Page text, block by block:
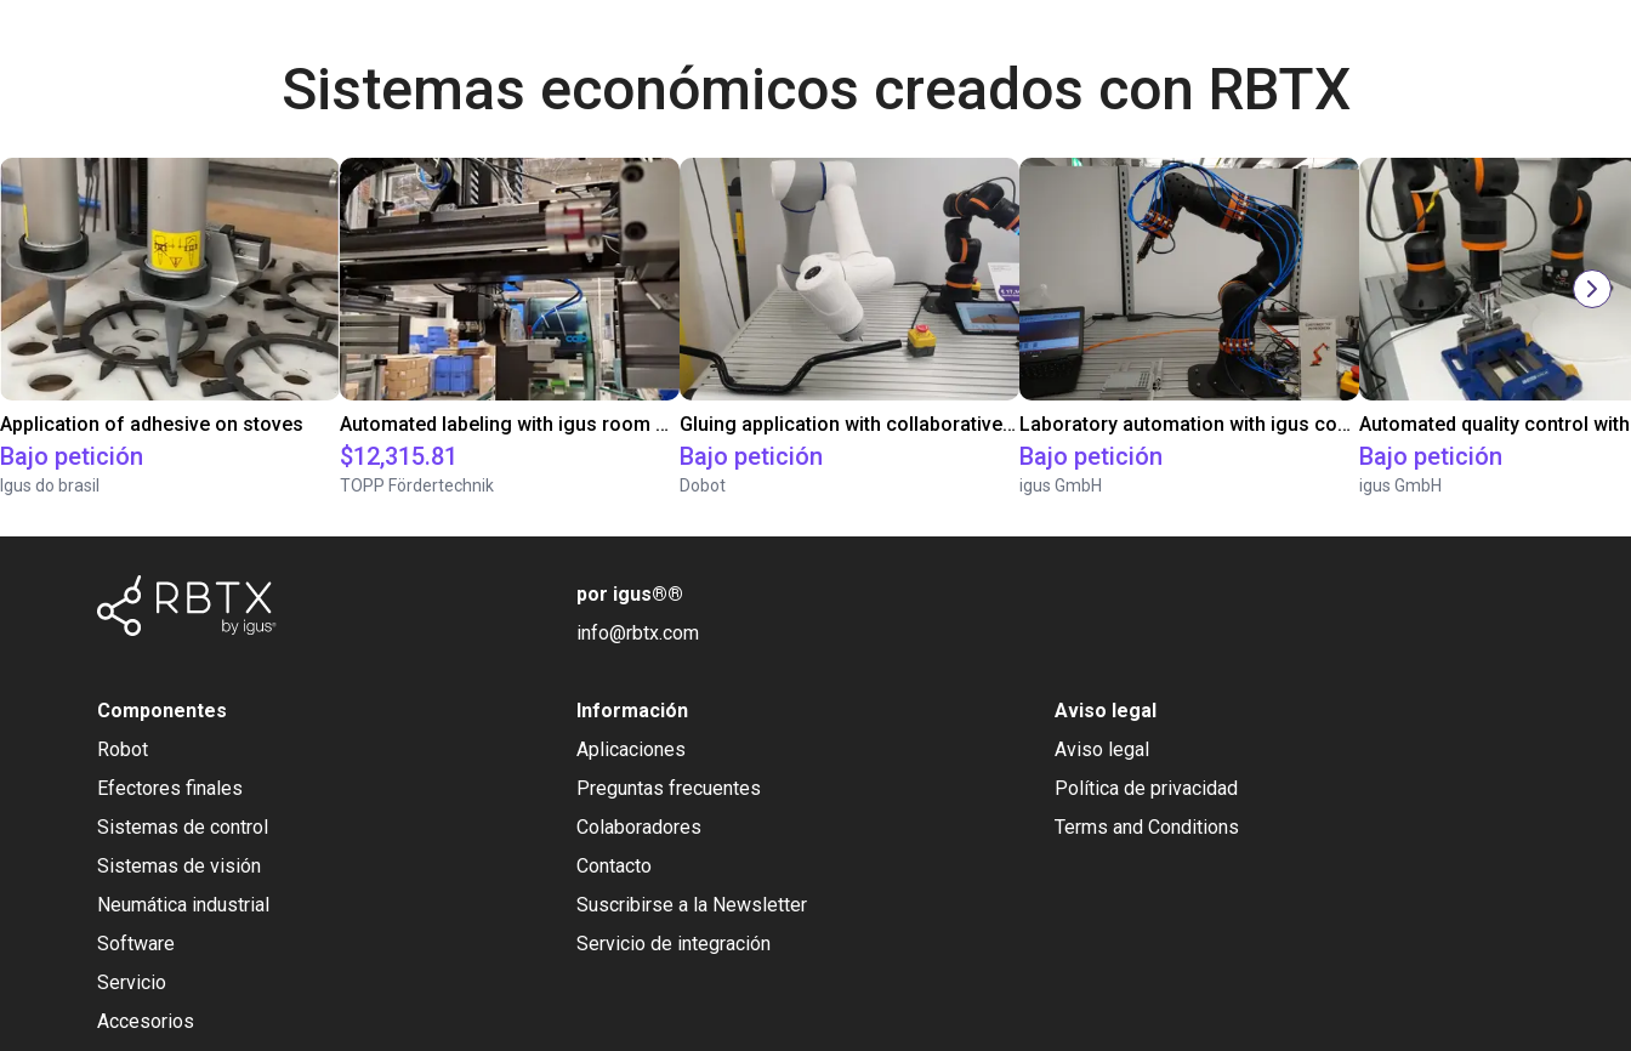
Sistemas económicos creados con RBTX
Application of adhesive on stoves
Bajo petición
Igus do brasil
Automated labeling with igus room gantry and a cab label printer
$12,315.81
TOPP Fördertechnik
Gluing application with collaborative robot
Bajo petición
Dobot
Laboratory automation with igus cobot ReBeL 6DOF
Bajo petición
igus GmbH
Bajo petición
igus GmbH
por igus®®
info@rbtx.com
Componentes
Robot
Efectores finales
Sistemas de control
Sistemas de visión
Neumática industrial
Software
Servicio
Accesorios
Información
Aplicaciones
Preguntas frecuentes
Colaboradores
Contacto
Suscribirse a la Newsletter
Servicio de integración
Aviso legal
Aviso legal
Política de privacidad
Terms and Conditions